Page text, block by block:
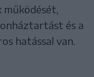
és a
hatással van.